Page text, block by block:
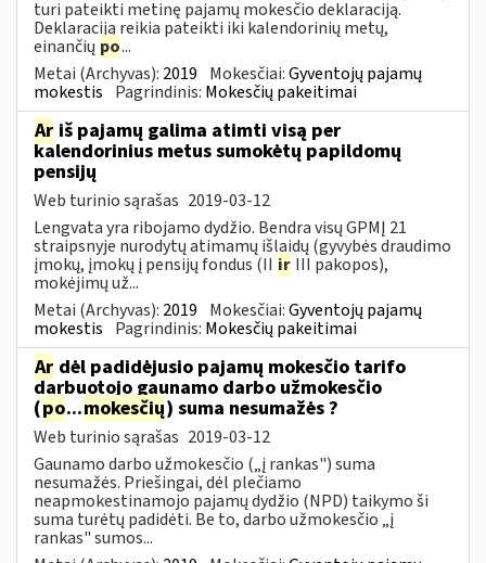
turi pateikti metinę pajamų mokesčio deklaraciją.
Deklaraciją reikia pateikti iki kalendorinių metų,
einančių po...
Metai (Archyvas): 2019 Mokesčiai:Gyventojų pajamų
mokestis Pagrindinis: Mokesčių pakeitimai
Ar iš pajamų galima atimti visą per
kalendorinius metus sumokėtų papildomų
pensijų
Web turinio sąrašas 2019-03-12
Lengvata yra ribojamo dydžio. Bendra visų GPMĮ 21
straipsnyje nurodytų atimamų išlaidų (gyvybės draudimo
įmokų, įmokų į pensijų fondus (II ir III pakopos),
mokėjimų už...
Metai (Archyvas): 2019 Mokesčiai:Gyventojų pajamų
mokestis Pagrindinis: Mokesčių pakeitimai
Ar dėl padidėjusio pajamų mokesčio tarifo
darbuotojo gaunamo darbo užmokesčio
(po...mokesčių) suma nesumažės ?
Web turinio sąrašas 2019-03-12
Gaunamo darbo užmokesčio („į rankas") suma
nesumažės. Priešingai, dėl plečiamo
neapmokestinamojo pajamų dydžio (NPD) taikymo ši
suma turėtų padidėti. Be to, darbo užmokesčio „į
rankas" sumos...